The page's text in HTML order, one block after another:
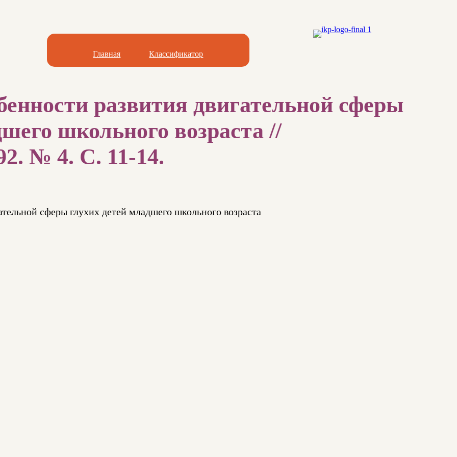
Главная Классификатор
развития двигательной сферы
школьного возраста //
№ 4. С. 11-14.
сферы глухих детей младшего школьного возраста